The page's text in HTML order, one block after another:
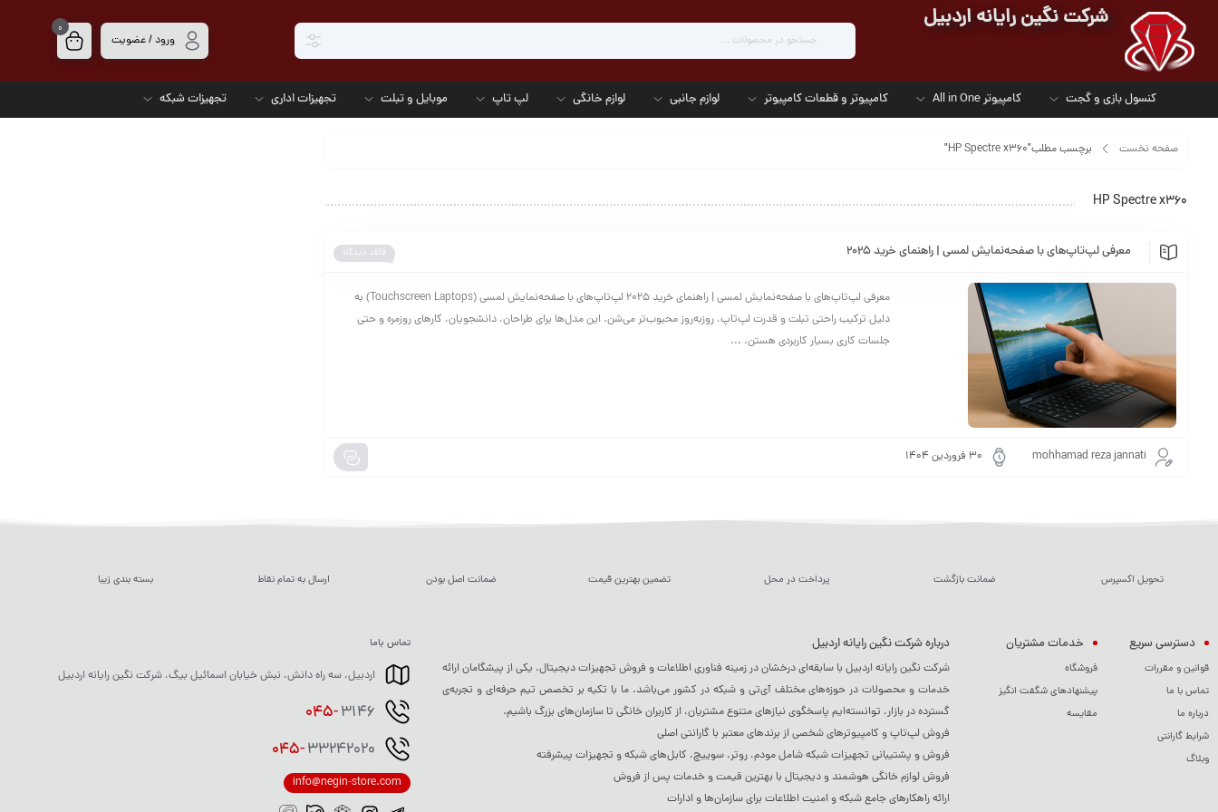
شرکت نگین رایانه اردبیل
ورود / عضویت
0
کنسول بازی و گجت کامپیوتر All in One کامپیوتر و قطعات کامپیوتر لوازم جانبی لوازم خانگی لپ تاپ موبایل و تبلت تجهیزات اداری تجهیزات شبکه
صفحه نخست برچسب مطلب"HP Spectre x360"
HP Spectre x360
فاقد دیدگاه معرفی لپ‌تاپ‌های با صفحه‌نمایش لمسی | راهنمای خرید ۲۰۲۵
معرفی لپ‌تاپ‌های با صفحه‌نمایش لمسی | راهنمای خرید ۲۰۲۵ لپ‌تاپ‌های با صفحه‌نمایش لمسی (Touchscreen Laptops) به
دلیل ترکیب راحتی تبلت و قدرت لپ‌تاپ، روز‌به‌روز محبوب‌تر می‌شن. این مدل‌ها برای طراحان، دانشجویان، کارهای روزمره و حتی
جلسات کاری بسیار کاربردی هستن. ...
mohhamad reza jannati ۳۰ فروردین ۱۴۰۴
تحویل اکسپرس ضمانت بازگشت پرداخت در محل تضمین بهترین قیمت ضمانت اصل بودن ارسال به تمام نقاط بسته بندی زیبا
دسترسی سریع
قوانین و مقررات
تماس با ما
درباره ما
شرایط گارانتی
وبلاگ
خدمات مشتریان
فروشگاه
پیشنهادهای شگفت انگیز
مقایسه
درباره شرکت نگین رایانه اردبیل
شرکت نگین رایانه اردبیل با سابقه‌ای درخشان در زمینه فناوری اطلاعات و فروش تجهیزات دیجیتال، یکی از پیشگامان ارائه
خدمات و محصولات در حوزه‌های مختلف آی‌تی و شبکه در کشور می‌باشد. ما با تکیه بر تخصص تیم حرفه‌ای و تجربه‌ی
گسترده در بازار، توانسته‌ایم پاسخگوی نیازهای متنوع مشتریان، از کاربران خانگی تا سازمان‌های بزرگ باشیم.
فروش لپ‌تاپ و کامپیوترهای شخصی از برندهای معتبر با گارانتی اصلی
فروش و پشتیبانی تجهیزات شبکه شامل مودم، روتر، سوییچ، کابل‌های شبکه و تجهیزات پیشرفته
فروش لوازم خانگی هوشمند و دیجیتال با بهترین قیمت و خدمات پس از فروش
ارائه راهکارهای جامع شبکه و امنیت اطلاعات برای سازمان‌ها و ادارات
تماس باما
اردبیل، سه راه دانش، نبش خیابان اسمائیل بیگ، شرکت نگین رایانه اردبیل
045-3146
045-33242020
info@negin-store.com